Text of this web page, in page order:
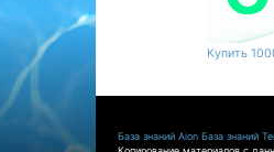
Купить
База знаний Aion База знаний